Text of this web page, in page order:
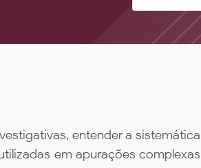
entender a sistemática
em apurações complexas